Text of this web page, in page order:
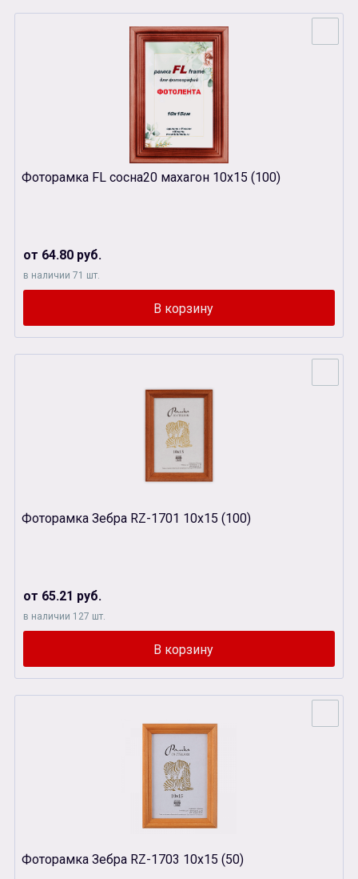
Фоторамка FL сосна20 махагон 10х15 (100)
от 64.80 руб.
в наличии 71 шт.
Фоторамка Зебра RZ-1701 10х15 (100)
от 65.21 руб.
в наличии 127 шт.
Фоторамка Зебра RZ-1703 10х15 (50)